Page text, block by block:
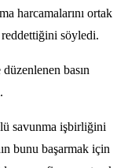
harcamalarını ortak
söyledi.
basın
savunma işbirliğini
bunu başarmak için